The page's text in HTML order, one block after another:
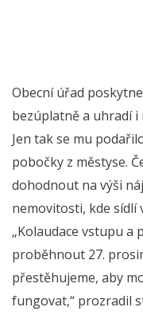
Obecní úřad
bezúplatně a uhradí i
Jen tak se mu
pobočky z městyse.
dohodnout na výši
nemovitosti, kde sídlí
„Kolaudace vstupu a
proběhnout 27.
přestěhujeme, aby
fungovat,“ prozradil